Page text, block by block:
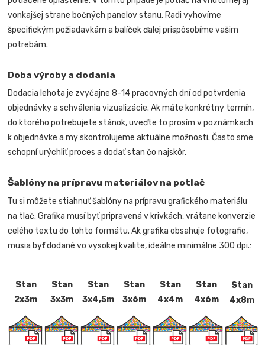
vonkajšej strane bočných panelov stanu. Radi vyhovíme
špecifickým požiadavkám a balíček ďalej prispôsobíme vašim
potrebám.
Doba výroby a dodania
Dodacia lehota je zvyčajne 8–14 pracovných dní od potvrdenia
objednávky a schválenia vizualizácie. Ak máte konkrétny termín,
do ktorého potrebujete stánok, uveďte to prosím v poznámkach
k objednávke a my skontrolujeme aktuálne možnosti. Často sme
schopní urýchliť proces a dodať stan čo najskôr.
Šablóny na prípravu materiálov na potlač
Tu si môžete stiahnuť šablóny na prípravu grafického materiálu
na tlač. Grafika musí byť pripravená v krivkách, vrátane konverzie
celého textu do tohto formátu. Ak grafika obsahuje fotografie,
musia byť dodané vo vysokej kvalite, ideálne minimálne 300 dpi.:
Stan
2x3m
Stan
3x3m
Stan
3x4,5m
Stan
3x6m
Stan
4x4m
Stan
4x6m
Stan
4x8m